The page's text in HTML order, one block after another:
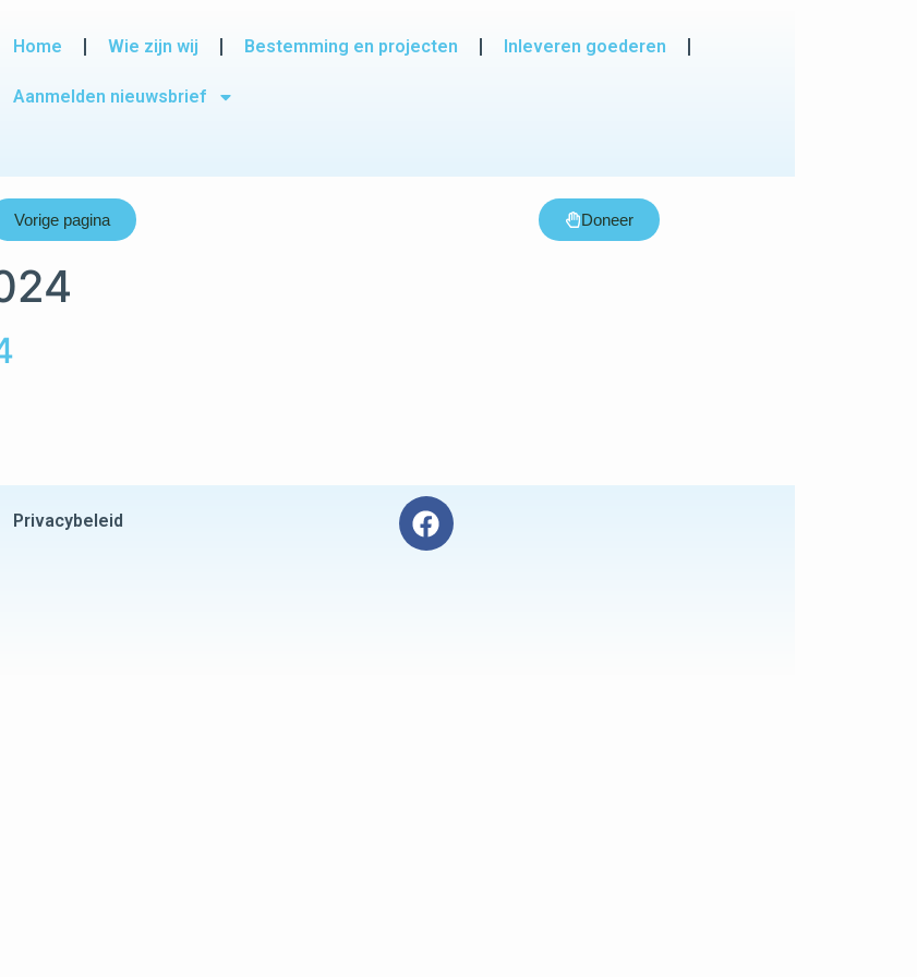
Home Wie zijn wij Bestemming en projecten Inleveren goederen
Aanmelden nieuwsbrief
Vorige pagina Doneer
Privacybeleid